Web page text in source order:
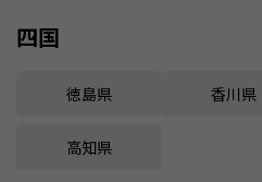
四国
徳島県 香川県
高知県